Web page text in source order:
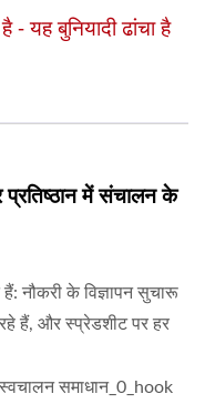
- यह बुनियादी ढांचा है
प्रतिष्ठान में संचालन के
नौकरी के विज्ञापन सुचारू
रहे हैं, और स्प्रेडशीट पर हर